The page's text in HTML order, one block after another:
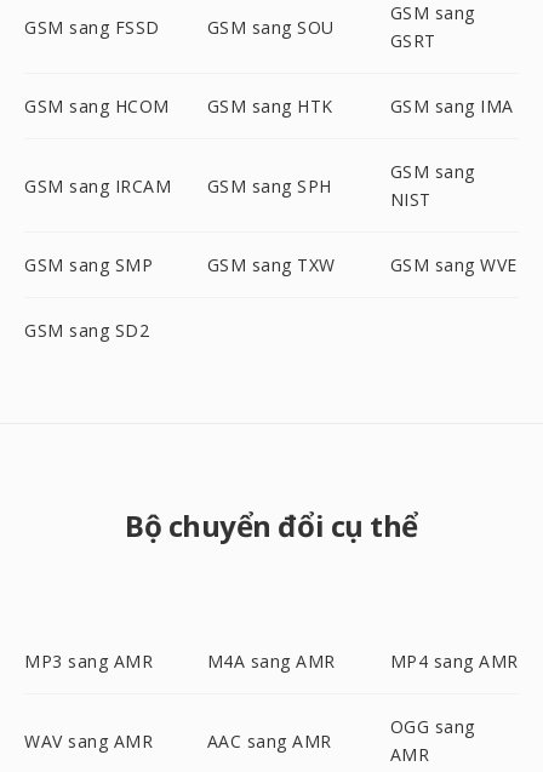
GSM sang FSSD GSM sang SOU
GSM sang
GSRT
GSM sang HCOM GSM sang HTK GSM sang IMA
GSM sang IRCAM GSM sang SPH
GSM sang
NIST
GSM sang SMP GSM sang TXW GSM sang WVE
GSM sang SD2
Bộ chuyển đổi cụ thể
MP3 sang AMR M4A sang AMR MP4 sang AMR
WAV sang AMR AAC sang AMR
OGG sang
AMR